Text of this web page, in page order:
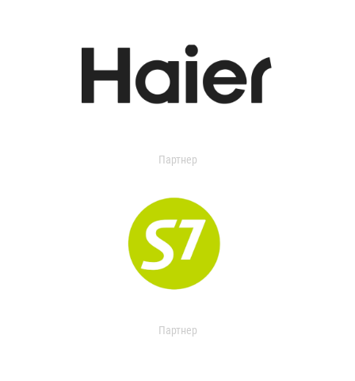
Партнер
Партнер